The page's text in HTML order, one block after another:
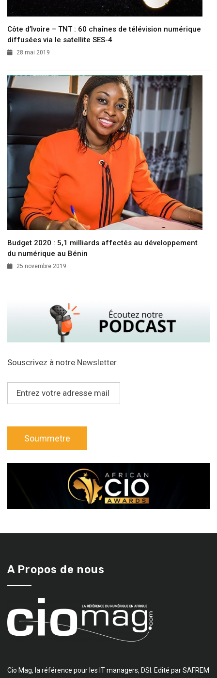
Côte d’Ivoire – TNT : 60 chaînes de télévision numérique
diffusées via le satellite SES-4
28 mai 2019
Budget 2020 : 5,1 milliards affectés au développement
du numérique au Bénin
25 novembre 2019
Souscrivez à notre Newsletter
A Propos de nous
Cio Mag, la référence pour les IT managers, DSI. Edité par SAFREM